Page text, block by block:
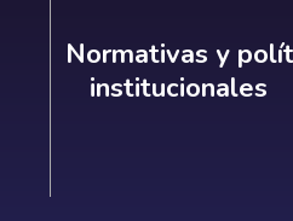
Normativas y
Normativas y
institucionales